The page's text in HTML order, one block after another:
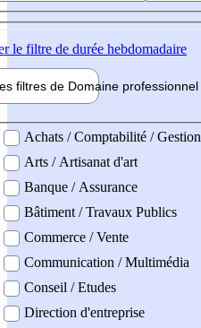
le filtre de durée hebdomadaire
filtres de Domaine professionnel
professionel
Achats / Comptabilité / Gestion
Arts / Artisanat d'art
Banque / Assurance
Bâtiment / Travaux Publics
Commerce / Vente
Communication / Multimédia
Conseil / Etudes
Direction d'entreprise